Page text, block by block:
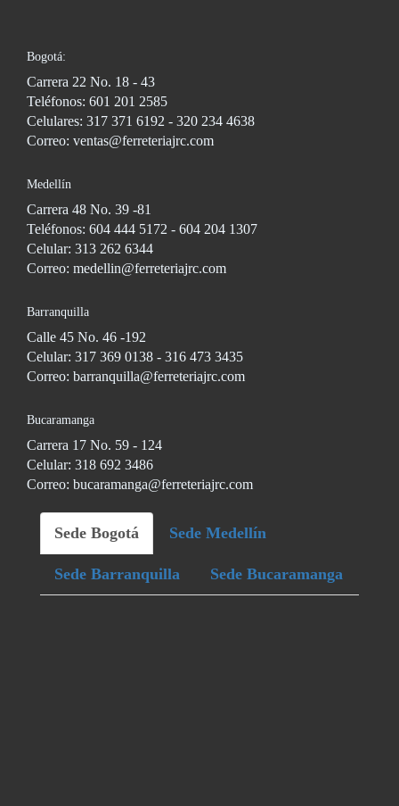
Bogotá:
Carrera 22 No. 18 - 43
Teléfonos: 601 201 2585
Celulares: 317 371 6192 - 320 234 4638
Correo: ventas@ferreteriajrc.com
Medellín
Carrera 48 No. 39 -81
Teléfonos: 604 444 5172 - 604 204 1307
Celular: 313 262 6344
Correo: medellin@ferreteriajrc.com
Barranquilla
Calle 45 No. 46 -192
Celular: 317 369 0138 - 316 473 3435
Correo: barranquilla@ferreteriajrc.com
Bucaramanga
Carrera 17 No. 59 - 124
Celular: 318 692 3486
Correo: bucaramanga@ferreteriajrc.com
Sede Bogotá Sede Medellín
Sede Barranquilla Sede Bucaramanga